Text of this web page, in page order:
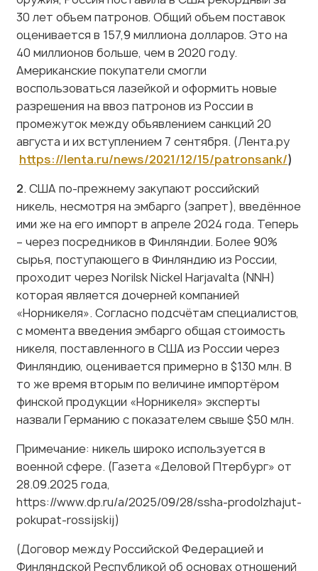
оценивается в 157,9 миллиона долларов. Это на
40 миллионов больше, чем в 2020 году.
Американские покупатели смогли
воспользоваться лазейкой и оформить новые
разрешения на ввоз патронов из России в
промежуток между объявлением санкций 20
августа и их вступлением 7 сентября. (Лента.ру
https://lenta.ru/news/2021/12/15/patronsank/
2. США по-прежнему закупают российский
ими же на его импорт в апреле 2024 года. Теперь
– через посредников в Финляндии. Более 90%
сырья, поступающего в Финляндию из России,
проходит через Norilsk Nickel Harjavalta (NNH)
которая является дочерней компанией
«Норникеля». Согласно подсчётам специалистов,
с момента введения эмбарго общая стоимость
никеля, поставленного в США из России через
Финляндию, оценивается примерно в $130 млн. В
то же время вторым по величине импортёром
финской продукции «Норникеля» эксперты
назвали Германию с показателем свыше $50 млн.
Примечание: никель широко используется в
28.09.2025 года,
https://www.dp.ru/a/2025/09/28/ssha-prodolzhajut-
pokupat-rossijskij)
(Договор между Российской Федерацией и
Финляндской Республикой об основах отношений
от 20 января 1992 г.). Приметим, что сегодня